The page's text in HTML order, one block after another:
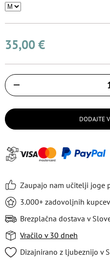
35,00 €
Količina
DODAJTE
Zaupajo nam učitelji joge
3.000+ zadovoljnih kupcev
Brezplačna dostava v
Vračilo v 30 dneh
Dizajnirano z ljubeznijo v